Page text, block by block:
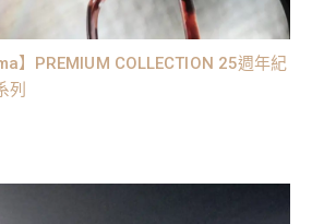
】PREMIUM COLLECTION 25週年紀
列